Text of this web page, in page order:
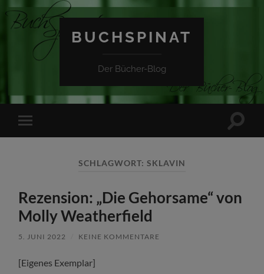
BUCHSPINAT
Der Bücher-Blog
Mobile-
Menü
SCHLAGWORT: SKLAVIN
Rezension: „Die Gehorsame“ von
Molly Weatherfield
5. JUNI 2022 KEINE KOMMENTARE
[Eigenes Exemplar]